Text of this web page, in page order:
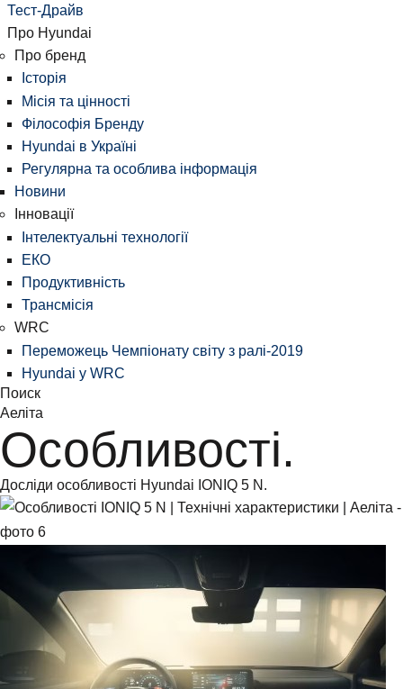
Тест-Драйв
Про Hyundai
Про бренд
Історія
Місія та цінності
Філософія Бренду
Hyundai в Україні
Регулярна та особлива інформація
Новини
Інновації
Інтелектуальні технології
ЕКО
Продуктивність
Трансмісія
WRC
Переможець Чемпіонату світу з ралі-2019
Hyundai у WRC
Поиск
Аеліта
Особливості.
Досліди особливості Hyundai IONIQ 5 N.